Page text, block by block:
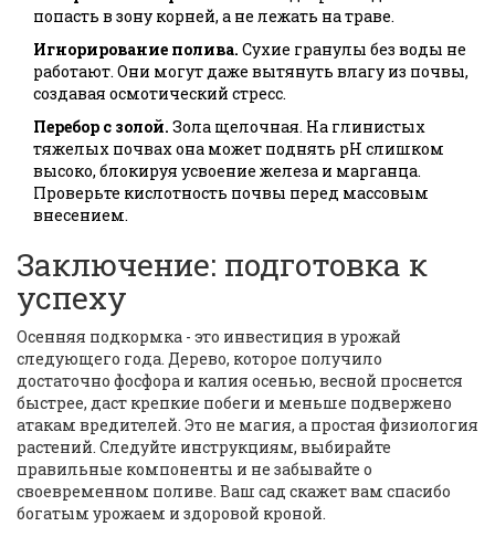
попасть в зону корней, а не лежать на траве.
Игнорирование полива. Сухие гранулы без воды не
работают. Они могут даже вытянуть влагу из почвы,
создавая осмотический стресс.
Перебор с золой. Зола щелочная. На глинистых
тяжелых почвах она может поднять pH слишком
высоко, блокируя усвоение железа и марганца.
Проверьте кислотность почвы перед массовым
внесением.
Заключение: подготовка к
успеху
Осенняя подкормка - это инвестиция в урожай
следующего года. Дерево, которое получило
достаточно фосфора и калия осенью, весной проснется
быстрее, даст крепкие побеги и меньше подвержено
атакам вредителей. Это не магия, а простая физиология
растений. Следуйте инструкциям, выбирайте
правильные компоненты и не забывайте о
своевременном поливе. Ваш сад скажет вам спасибо
богатым урожаем и здоровой кроной.